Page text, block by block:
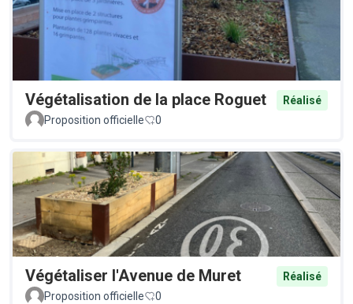
Végétalisation de la place Roguet
Réalisé
Proposition officielle
0
Végétaliser l'Avenue de Muret
Réalisé
Proposition officielle
0